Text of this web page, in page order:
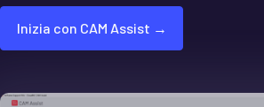
Inizia con CAM Assist →